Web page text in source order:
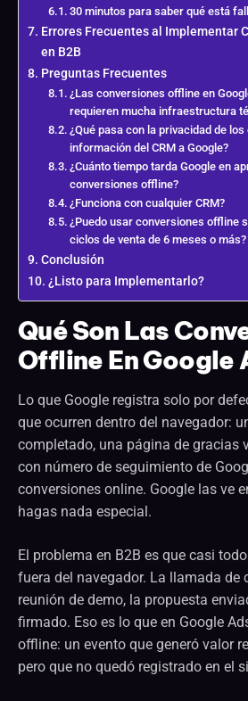
30 minutos para saber qué está
Errores Frecuentes al Implementar
en B2B
Preguntas Frecuentes
¿Las conversiones offline en
requieren mucha infraestructura
¿Qué pasa con la privacidad de
información del CRM a Google?
¿Cuánto tiempo tarda Google en
conversiones offline?
¿Funciona con cualquier CRM?
¿Puedo usar conversiones offline
ciclos de venta de 6 meses o más?
Conclusión
¿Listo para Implementarlo?
Qué Son Las
Offline En Google
Lo que Google registra solo por
que ocurren dentro del navegador:
completado, una página de gracias
con número de seguimiento de
conversiones online. Google las ve
hagas nada especial.
El problema en B2B es que casi
fuera del navegador. La llamada de
reunión de demo, la propuesta
firmado. Eso es lo que en Google
offline: un evento que generó valor
pero que no quedó registrado en el